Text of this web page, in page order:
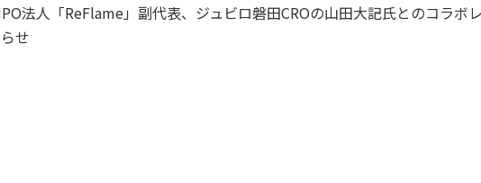
法人「ReFlame」副代表、ジュビロ磐田CROの山田大記氏とのコラボ
せ